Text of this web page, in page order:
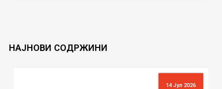
НАЈНОВИ СОДРЖИНИ
14 Јул 2026